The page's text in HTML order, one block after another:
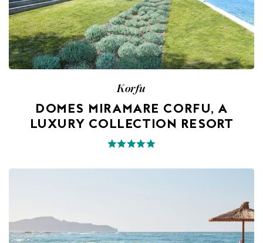
Korfu
DOMES MIRAMARE CORFU, A
LUXURY COLLECTION RESORT